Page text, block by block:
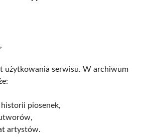
użytkowania serwisu. W archiwum
piosenek,
artystów.